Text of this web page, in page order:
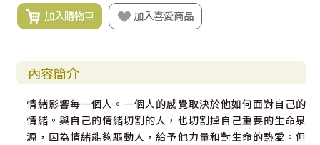
加入購物車 加入喜愛商品
內容簡介
情緒影響每一個人。一個人的感覺取決於他如何面對自己的
情緒。與自己的情緒切割的人，也切割掉自己重要的生命泉
源，因為情緒能夠驅動人，給予他力量和對生命的熱愛。但